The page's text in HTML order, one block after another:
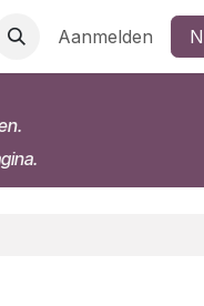
Aanmelden